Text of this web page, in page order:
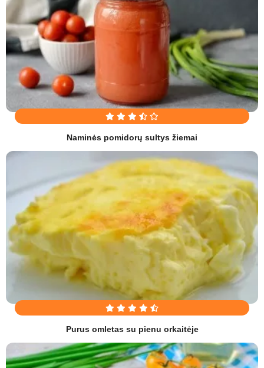
Naminės pomidorų sultys žiemai
Purus omletas su pienu orkaitėje